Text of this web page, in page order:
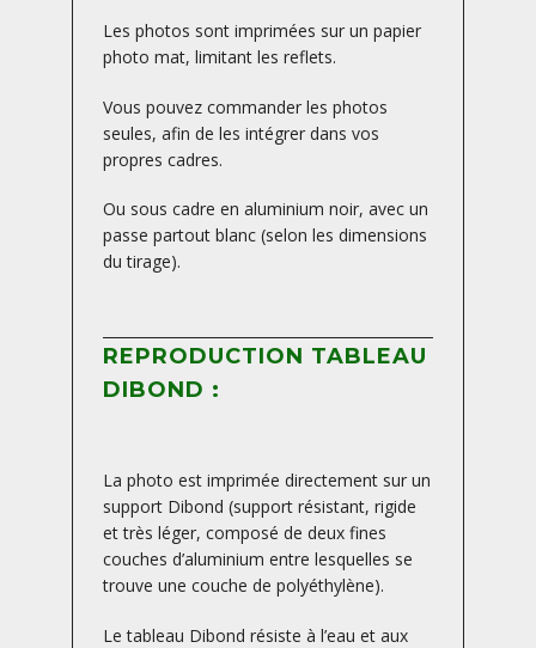
Les photos sont imprimées sur un papier
photo mat, limitant les reflets.
Vous pouvez commander les photos
seules, afin de les intégrer dans vos
propres cadres.
Ou sous cadre en aluminium noir, avec un
passe partout blanc (selon les dimensions
du tirage).
REPRODUCTION TABLEAU
DIBOND :
La photo est imprimée directement sur un
support Dibond (support résistant, rigide
et très léger, composé de deux fines
couches d’aluminium entre lesquelles se
trouve une couche de polyéthylène).
Le tableau Dibond résiste à l’eau et aux